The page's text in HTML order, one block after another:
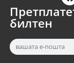
билтен